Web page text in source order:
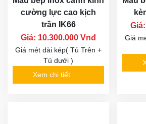
cường lực cao kịch
trần IK66
Giá: 10.300.000 Vnđ
Giá mét dài kép( Tủ Trên +
Tủ dưới )
Xem chi tiết
Giá